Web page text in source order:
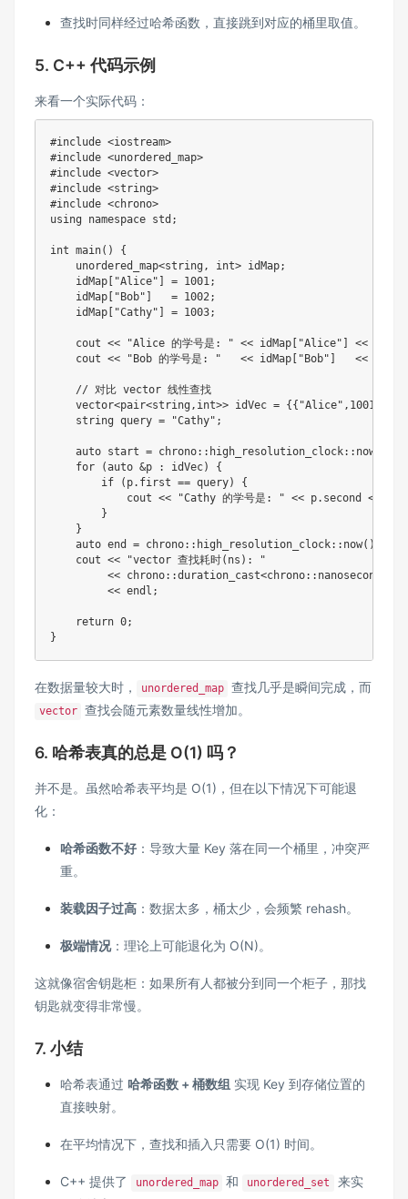
查找时同样经过哈希函数，直接跳到对应的桶里取值。
5. C++ 代码示例
来看一个实际代码：
#include <iostream>
#include <unordered_map>
#include <vector>
#include <string>
#include <chrono>
using
namespace std ;
int main( )
{
    unordered_map
<string , int> idMap;
    idMap
"Alice" = 1001;
    idMap
"Bob" = 1002;
    idMap
"Cathy" = 1003;
    cout
<< "Alice 的学号是: " << idMap "Alice" <<
    cout
<< "Bob 的学号是: " << idMap "Bob" <<
// 对比 vector 线性查找
    vector
<pair<string , int>> idVec = { { "Alice" , 1001
    string query
= "Cathy" ;
auto start = chrono:: high_resolution_clock:: now
for
(auto &p : idVec)
{
if
( p. first == query)
{
            cout
<< "Cathy 的学号是: " << p. second <<
}
}
auto end = chrono:: high_resolution_clock:: now( )
    cout
<<
"vector 查找耗时(ns): "
<< chrono::duration_cast<chrono:: nanoseconds
<< endl ;
return 0;
}
在数据量较大时， unordered_map 查找几乎是瞬间完成，而
vector 查找会随元素数量线性增加。
6. 哈希表真的总是 O(1) 吗？
并不是。虽然哈希表平均是 O(1)，但在以下情况下可能退
化：
哈希函数不好 ：导致大量 Key 落在同一个桶里，冲突严
重。
装载因子过高 ：数据太多，桶太少，会频繁 rehash。
极端情况：理论上可能退化为 O(N)。
这就像宿舍钥匙柜：如果所有人都被分到同一个柜子，那找
钥匙就变得非常慢。
7. 小结
哈希表通过 哈希函数 + 桶数组 实现 Key 到存储位置的
直接映射。
在平均情况下，查找和插入只需要 O(1) 时间。
C++ 提供了 unordered_map 和 unordered_set
来实